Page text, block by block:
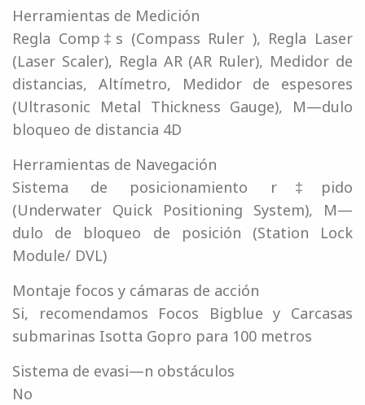
Herramientas de Medición
Regla Comp‡s (Compass Ruler ), Regla Laser
(Laser Scaler), Regla AR (AR Ruler), Medidor de
distancias, Altímetro, Medidor de espesores
(Ultrasonic Metal Thickness Gauge), M—dulo
bloqueo de distancia 4D
Herramientas de Navegación
Sistema de posicionamiento r‡pido
(Underwater Quick Positioning System), M—
dulo de bloqueo de posición (Station Lock
Module/ DVL)
Montaje focos y cámaras de acción
Si, recomendamos Focos Bigblue y Carcasas
submarinas Isotta Gopro para 100 metros
Sistema de evasi—n obstáculos
No